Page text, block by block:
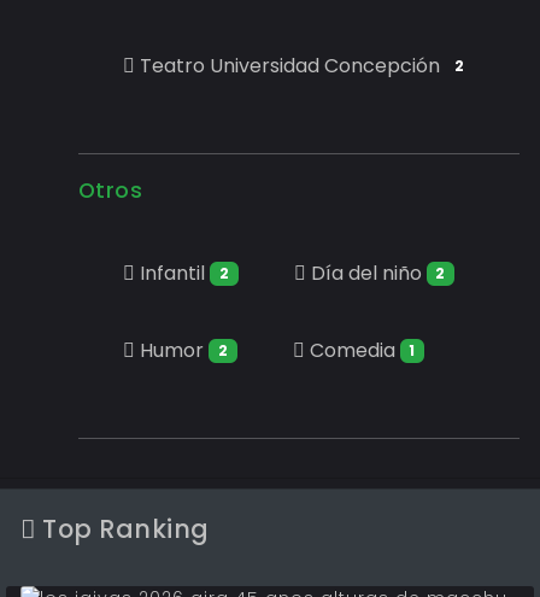
Teatro Universidad Concepción 2
Otros
Infantil 2 Día del niño 2
Humor 2 Comedia 1
Top Ranking